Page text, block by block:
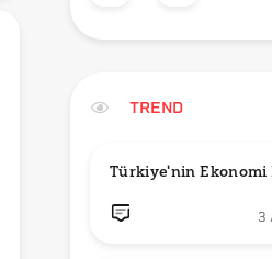
TREND
Türkiye'nin Ekonomi
3